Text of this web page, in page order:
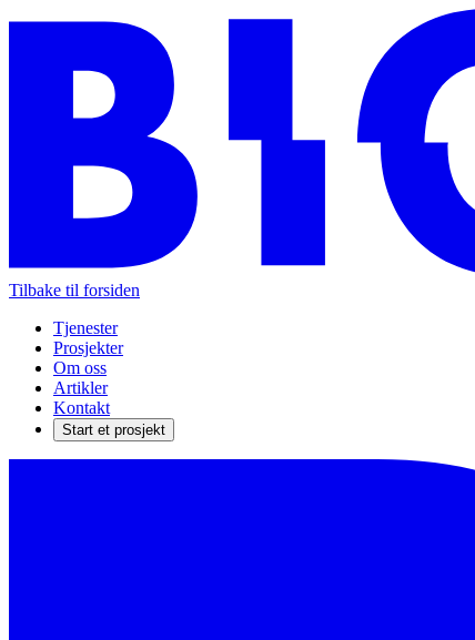
Tilbake til forsiden
Tjenester
Prosjekter
Om oss
Artikler
Kontakt
Start et prosjekt